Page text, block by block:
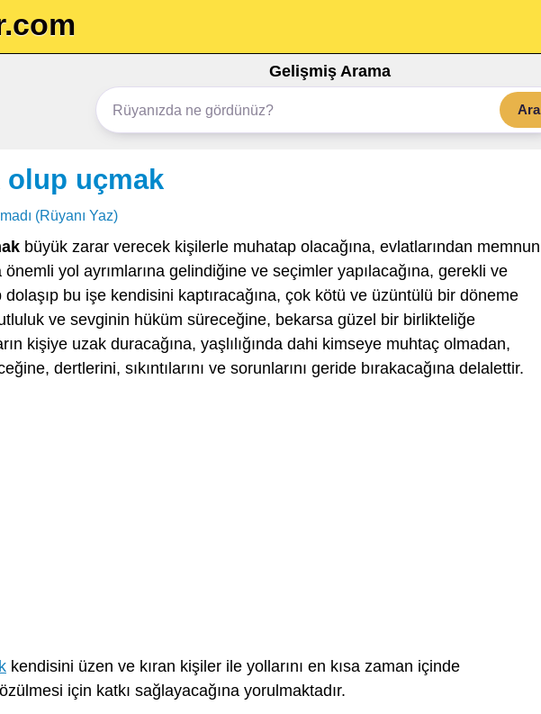
Gelişmiş Arama
Ara
olup uçmak
(Rüyanı Yaz)
büyük zarar verecek kişilerle muhatap olacağına, evlatlarından memnun
önemli yol ayrımlarına gelindiğine ve seçimler yapılacağına, gerekli ve
bu işe kendisini kaptıracağına, çok kötü ve üzüntülü bir döneme
ve sevginin hüküm süreceğine, bekarsa güzel bir birlikteliğe
kişiye uzak duracağına, yaşlılığında dahi kimseye muhtaç olmadan,
dertlerini, sıkıntılarını ve sorunlarını geride bırakacağına delalettir.
kendisini üzen ve kıran kişiler ile yollarını en kısa zaman içinde
için katkı sağlayacağına yorulmaktadır.